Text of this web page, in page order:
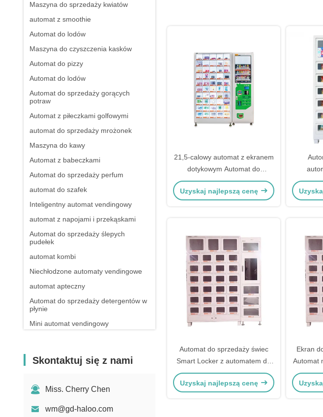
Maszyna do sprzedaży kwiatów
automat z smoothie
Automat do lodów
Maszyna do czyszczenia kasków
Automat do pizzy
Automat do lodów
Automat do sprzedaży gorących
potraw
Automat z piłeczkami golfowymi
automat do sprzedaży mrożonek
Maszyna do kawy
Automat z babeczkami
Automat do sprzedaży perfum
automat do szafek
Inteligentny automat vendingowy
automat z napojami i przekąskami
Automat do sprzedaży ślepych
pudełek
automat kombi
Niechłodzone automaty vendingowe
automat apteczny
Automat do sprzedaży detergentów w
płynie
Mini automat vendingowy
Maszyna do sprzedaży paznokci
białkowych
Skontaktuj się z nami
Miss. Cherry Chen
wm@gd-haloo.com
21,5-calowy automat z ekranem
dotykowym Automat do
podpasek higienicznych
Uzyskaj najlepszą cenę
Automat do sprzedaży świec
Smart Locker z automatem do
sprzedaży 27 szafek
Uzyskaj najlepszą cenę
Ekran
Automat